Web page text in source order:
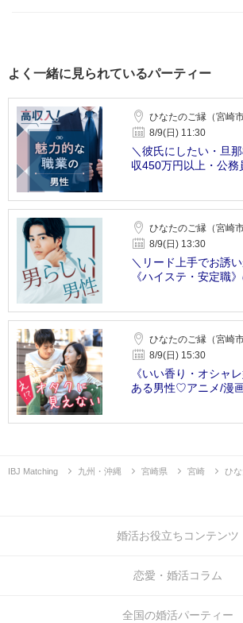
よく一緒に見られているパーティー
ひなたのご縁（宮崎市
8/9(日) 11:30
＼彼氏にしたい・旦
収450万円以上・公務
ひなたのご縁（宮崎市
8/9(日) 13:30
＼リード上手でお誘
《ハイステ・安定職
ひなたのご縁（宮崎市
8/9(日) 15:30
《いい香り・オシャ
ある男性♡アニメ/漫
IBJ Matching 九州・沖縄 宮崎県 宮崎 ひ
婚活お役立ちコンテンツ
恋愛・婚活コラム
全国の婚活パーティー